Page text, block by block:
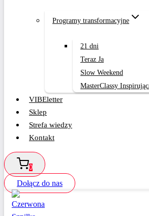
Programy transformacyjne
21 dni
Teraz Ja
Slow Weekend
MasterClassy
VIBEletter
Sklep
Strefa wiedzy
Kontakt
0
Dołącz do nas